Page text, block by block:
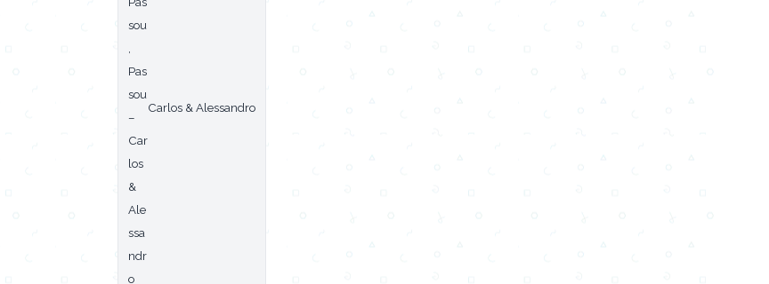
Carlos & Alessandro